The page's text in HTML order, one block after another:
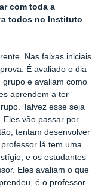
com toda a
todos no Instituto
Nas faixas iniciais
É avaliado o dia
e avaliam como
aprendem a ter
Talvez esse seja
Eles vão passar por
tentam desenvolver
lá tem uma
e os estudantes
Eles avaliam o que
é o professor